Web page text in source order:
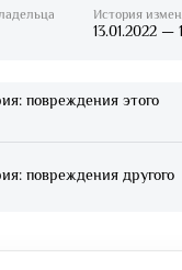
История
13.01.2022 —
повреждения этого
повреждения другого